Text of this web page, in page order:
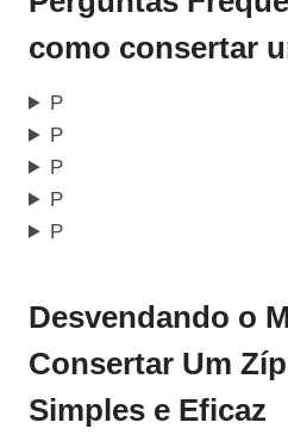
como consertar
P
P
P
P
P
Desvendando o
Consertar Um
Simples e Eficaz